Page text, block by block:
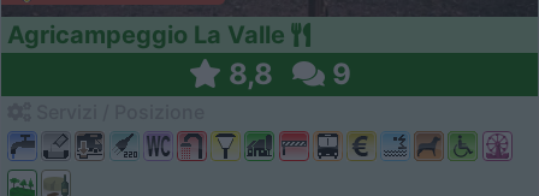
Agricampeggio La Valle
8,8 9